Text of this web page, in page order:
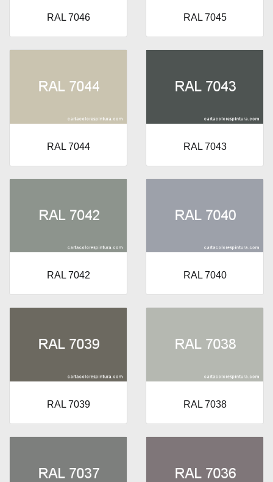
RAL 7046 RAL 7045
RAL 7044 RAL 7043
RAL 7042 RAL 7040
RAL 7039 RAL 7038